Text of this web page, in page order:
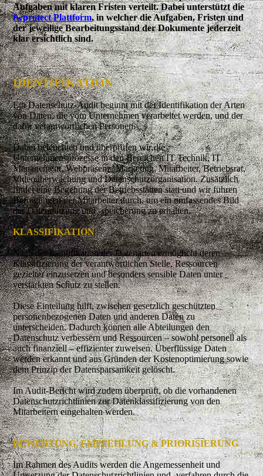
Aufgaben mit klaren Fristen verteilt. Dabei unterstützt die
fwprotect Plattform, in welcher die Aufgaben, Fristen und
der jeweilige Bearbeitungsstand der Dokumente jederzeit
klar ersichtlich sind.
IDENTIFIKATION
Ein Datenschutz-Audit beginnt mit der Identifikation der Arten
von Daten, die vom Unternehmen verarbeitet werden, und der
dafür verantwortlichen Personen.
Dabei beleuchten und überprüfen wir die
Unternehmensprozesse in den Bereichen IT Technik, IT
Management, Webpräsenz, Marketing, Mitarbeiter, Betriebsrat,
Videoüberwachung und Datenschutzorganisation. Zusätzlich
findet eine Begehung der Betriebsstätten statt und wir führen
Befragungen der Mitarbeiter durch, um ein umfassendes Bild
der Datennutzung und -speicherung zu erhalten.
KLASSIFIKATION
Nach der Identifikation der Datenarten ermöglicht deren
Klassifizierung der verantwortlichen Stelle, Ressourcen
gezielter einzusetzen und besonders sensible Daten unter
verstärkten Schutz zu stellen.
Diese Einteilung hilft, zwischen gesetzlich geschützten
personenbezogenen Daten und anderen Daten zu
unterscheiden. Dadurch können alle Abteilungen den
Datenschutz verbessern und Ressourcen – sowohl personell als
auch finanziell – effizienter zuweisen. Überflüssige Daten
werden erkannt und aus Gründen der Kostenoptimierung sowie
dem Prinzip der Datensparsamkeit gelöscht.
Im Audit-Bericht wird zudem überprüft, ob die vorhandenen
Datenschutzrichtlinien zur Datenklassifizierung von den
Mitarbeitern eingehalten werden.
BEWERTUNG, EMPFEHLUNG & PRIORISIERUNG
Im Rahmen des Audits werden die Angemessenheit und